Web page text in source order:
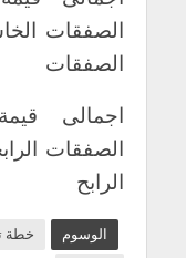
الصفقات
الصفقات
اجمالى
الصفقات
الرابح
الوسوم خطة